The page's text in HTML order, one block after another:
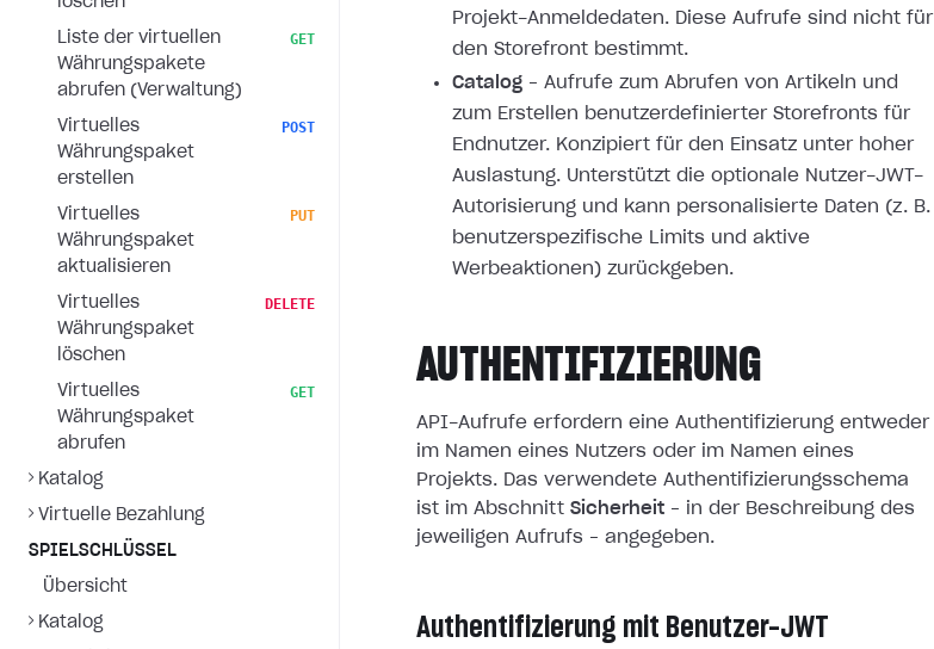
Liste der virtuellen
Währungspakete
abrufen (Verwaltung)
GET
Virtuelles
Währungspaket
erstellen
POST
Virtuelles
Währungspaket
aktualisieren
PUT
Virtuelles
Währungspaket
löschen
DELETE
Virtuelles
Währungspaket
abrufen
GET
Katalog
Virtuelle Bezahlung
SPIELSCHLÜSSEL
Übersicht
Katalog
Projekt-Anmeldedaten. Diese Aufrufe sind nicht für
den Storefront bestimmt.
Catalog – Aufrufe zum Abrufen von Artikeln und
zum Erstellen benutzerdefinierter Storefronts für
Endnutzer. Konzipiert für den Einsatz unter hoher
Auslastung. Unterstützt die optionale Nutzer-JWT-
Autorisierung und kann personalisierte Daten (z. B.
benutzerspezifische Limits und aktive
Werbeaktionen) zurückgeben.
AUTHENTIFIZIERUNG
API-Aufrufe erfordern eine Authentifizierung entweder
im Namen eines Nutzers oder im Namen eines
Projekts. Das verwendete Authentifizierungsschema
ist im Abschnitt Sicherheit – in der Beschreibung des
jeweiligen Aufrufs – angegeben.
Authentifizierung mit Benutzer-JWT